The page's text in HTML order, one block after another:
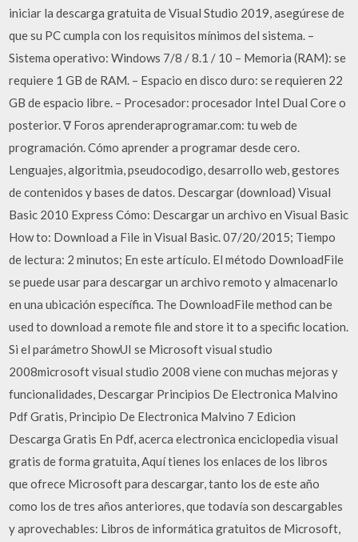
iniciar la descarga gratuita de Visual Studio 2019, asegúrese de
que su PC cumpla con los requisitos mínimos del sistema. –
Sistema operativo: Windows 7/8 / 8.1 / 10 – Memoria (RAM): se
requiere 1 GB de RAM. – Espacio en disco duro: se requieren 22
GB de espacio libre. – Procesador: procesador Intel Dual Core o
posterior. ∇ Foros aprenderaprogramar.com: tu web de
programación. Cómo aprender a programar desde cero.
Lenguajes, algoritmia, pseudocodigo, desarrollo web, gestores
de contenidos y bases de datos. Descargar (download) Visual
Basic 2010 Express Cómo: Descargar un archivo en Visual Basic
How to: Download a File in Visual Basic. 07/20/2015; Tiempo
de lectura: 2 minutos; En este artículo. El método DownloadFile
se puede usar para descargar un archivo remoto y almacenarlo
en una ubicación específica. The DownloadFile method can be
used to download a remote file and store it to a specific location.
Si el parámetro ShowUI se Microsoft visual studio
2008microsoft visual studio 2008 viene con muchas mejoras y
funcionalidades, Descargar Principios De Electronica Malvino
Pdf Gratis, Principio De Electronica Malvino 7 Edicion
Descarga Gratis En Pdf, acerca electronica enciclopedia visual
gratis de forma gratuita, Aquí tienes los enlaces de los libros
que ofrece Microsoft para descargar, tanto los de este año
como los de tres años anteriores, que todavía son descargables
y aprovechables: Libros de informática gratuitos de Microsoft,